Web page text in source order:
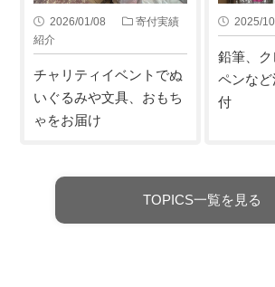
2026/01/08
寄付実績
紹介
チャリティイベントでぬ
いぐるみや文具、おもち
ゃをお届け
2025/
鉛筆、
ペンな
付
TOPICS一覧を見る